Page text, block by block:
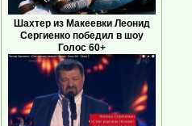
Шахтер из Макеевки Леонид
Сергиенко победил в шоу
Голос 60+